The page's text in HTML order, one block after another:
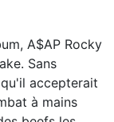
A$AP Rocky
Sans
accepterait
à mains